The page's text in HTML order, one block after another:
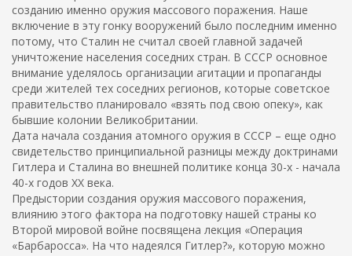
созданию именно оружия массового поражения. Наше
включение в эту гонку вооружений было последним именно
потому, что Сталин не считал своей главной задачей
уничтожение населения соседних стран. В СССР основное
внимание уделялось организации агитации и пропаганды
среди жителей тех соседних регионов, которые советское
правительство планировало «взять под свою опеку», как
бывшие колонии Великобритании.
Дата начала создания атомного оружия в СССР – еще одно
свидетельство принципиальной разницы между доктринами
Гитлера и Сталина во внешней политике конца 30-х - начала
40-х годов ХХ века.
Предыстории создания оружия массового поражения,
влиянию этого фактора на подготовку нашей страны ко
Второй мировой войне посвящена лекция «Операция
«Барбаросса». На что надеялся Гитлер?», которую можно